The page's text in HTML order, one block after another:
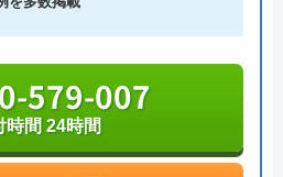
からの作業になり、適切な作
加えて安心できる料金案内を
579-007
時間 24時間